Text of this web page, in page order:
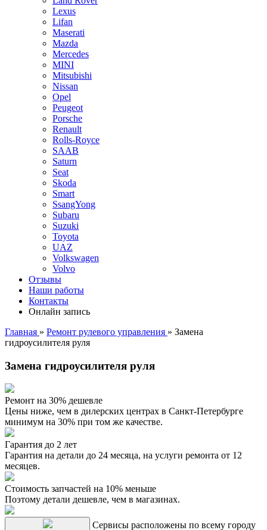
Lexus
Lifan
Maserati
Mazda
Mercedes
MINI
Mitsubishi
Nissan
Opel
Peugeot
Porsche
Renault
Rolls-Royce
SAAB
Saturn
Seat
Skoda
Smart
SsangYong
Subaru
Suzuki
Toyota
UAZ
Volkswagen
Volvo
Отзывы
Наши работы
Контакты
Онлайн запись
Главная » Ремонт рулевого управления » Замена
гидроусилителя руля
Замена гидроусилителя руля
Ремонт на 30% дешевле
Цены ниже, чем в дилерских центрах в Санкт-Петербурге
минимум на 30% при том же качестве.
Гарантия до 2 лет
Гарантия на детали до 24 месяца, на услуги ремонта от 12
месяцев.
Стоимость запчастей на 10% меньше
Поэтому детали дешевле, чем в магазинах.
Сервисы расположены по всему городу